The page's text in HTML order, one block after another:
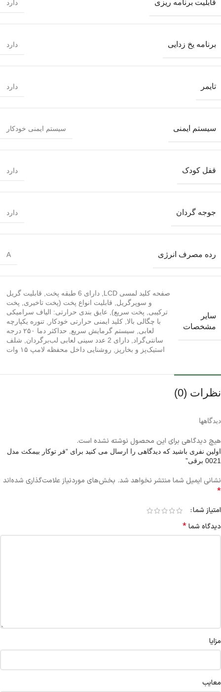
قابلیت برنامه ریزی دارد
برنامه یخ زدایی دارد
تایمر دارد
سیستم ایمنی سیستم ایمنی خودکار
قفل کودک دارد
جوجه گردان دارد
رده مصرف انرژی A
سایر
مشخصات
صفحه کلید لمسی LCD دارای 6 طبقه پخت
قابلیت گریل
و سوپرگریل
قابلیت انواع پخت (پخت تاخیری, پخت
ترکیبی, پخت سریع)
عایق بندی حرارتی: الیاف سرامیکی
با چگالی بالا کلید ایمنی حرارتی خودکار
تنوره یکپارچه
لعابی
سیستم گرمایش سریع
حداکثر دما ۲۵۰ درجه
سانتی‌گراد
دارای 2 عدد سینی لعابی لب‌برگردان
شلف
استیک‌پز و بخارپز
روشنایی داخل محفظه لامپ ۱۵ وات
نظرات (0)
دیدگاهها
هیچ دیدگاهی برای این محصول نوشته نشده است.
اولین نفری باشید که دیدگاهی را ارسال می کنید برای “فر توکار بیمکث مدل
0021 برقی”
نشانی ایمیل شما منتشر نخواهد شد. بخش‌های موردنیاز علامت‌گذاری شده‌اند
*
امتیاز شما
دیدگاه شما*
مزایا
معایب